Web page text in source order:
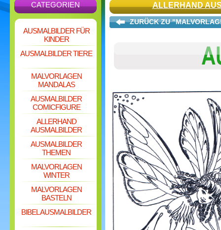
CATEGORIEN
AUSMALBILDER FÜR
KINDER
AUSMALBILDER TIERE
MALVORLAGEN
MANDALAS
AUSMALBILDER
COMICFIGURE
ALLERHAND
AUSMALBILDER
AUSMALBILDER
THEMEN
MALVORLAGEN
WINTER
MALVORLAGEN
BASTELN
BIBEL AUSMALBILDER
ALLERHAND
ZURÜCK ZU